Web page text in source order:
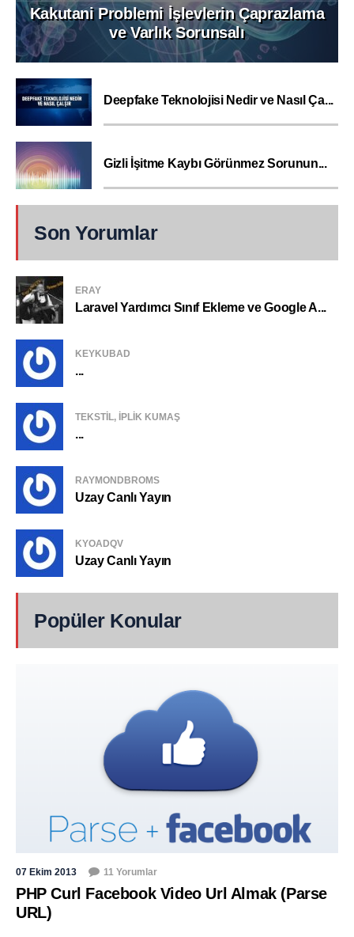
Kakutani Problemi İşlevlerin Çaprazlama
ve Varlık Sorunsalı
Deepfake Teknolojisi Nedir ve Nasıl Ça...
Gizli İşitme Kaybı Görünmez Sorunun...
Son Yorumlar
ERAY
Laravel Yardımcı Sınıf Ekleme ve Google A...
KEYKUBAD
...
TEKSTIL, IPLIK KUMAŞ
...
RAYMONDBROMS
Uzay Canlı Yayın
KYOADQV
Uzay Canlı Yayın
Popüler Konular
07 Ekim 2013 11 Yorumlar
PHP Curl Facebook Video Url Almak (Parse
URL)